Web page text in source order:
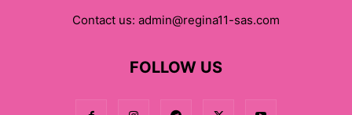
Contact us: admin@regina11-sas.com
FOLLOW US